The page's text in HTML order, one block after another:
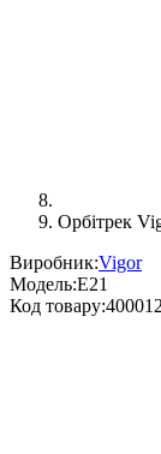
Орбітрек
Виробник:Vigor
Модель:E21
Код товару:400012